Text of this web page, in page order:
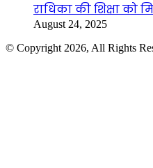
राधिका की शिक्षा को
August 24, 2025
© Copyright 2026, All Rights